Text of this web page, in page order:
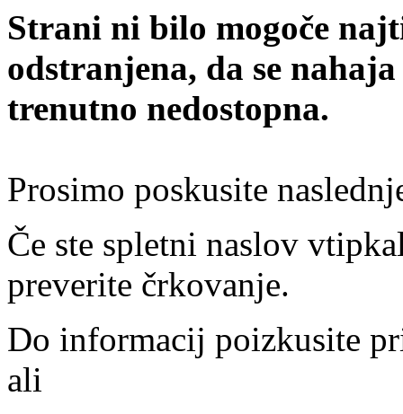
Strani ni bilo mogoče
odstranjena, da se
trenutno nedostopna.
Prosimo poskusite
Če ste spletni naslov
preverite črkovanje.
Do informacij poizkusite
ali